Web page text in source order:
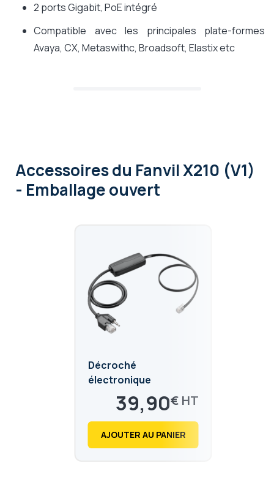
2 ports Gigabit, PoE intégré
Compatible avec les principales plate-formes
Avaya, CX, Metaswithc, Broadsoft, Elastix etc
Accessoiresdu Fanvil X210 (V1)
- Emballage ouvert
Décroché
électronique
Plantronics APD-80
pour Fanvil
39,90€
47,88
AJOUTER AU PANIER